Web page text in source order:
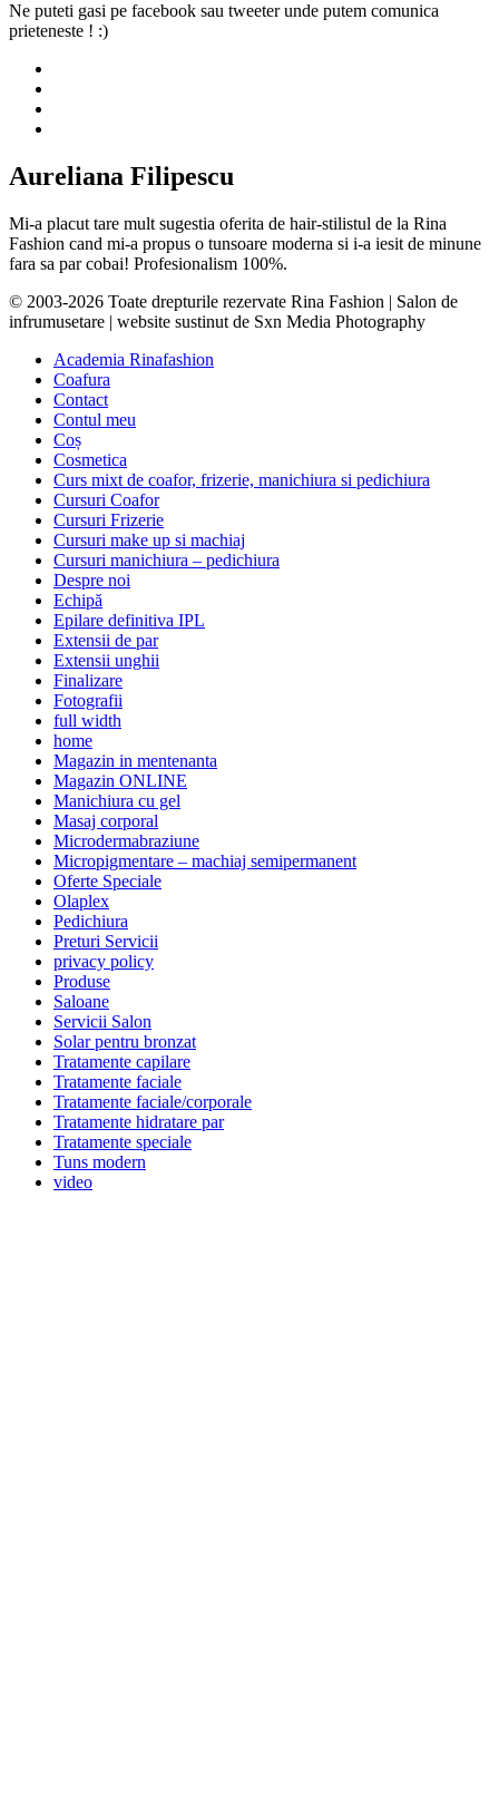
Ne puteti gasi pe facebook sau tweeter unde putem comunica
prieteneste ! :)
Aureliana Filipescu
Mi-a placut tare mult sugestia oferita de hair-stilistul de la Rina
Fashion cand mi-a propus o tunsoare moderna si i-a iesit de minune
fara sa par cobai! Profesionalism 100%.
© 2003-2026 Toate drepturile rezervate Rina Fashion | Salon de
infrumusetare | website sustinut de Sxn Media Photography
Academia Rinafashion
Coafura
Contact
Contul meu
Coș
Cosmetica
Curs mixt de coafor, frizerie, manichiura si pedichiura
Cursuri Coafor
Cursuri Frizerie
Cursuri make up si machiaj
Cursuri manichiura – pedichiura
Despre noi
Echipă
Epilare definitiva IPL
Extensii de par
Extensii unghii
Finalizare
Fotografii
full width
home
Magazin in mentenanta
Magazin ONLINE
Manichiura cu gel
Masaj corporal
Microdermabraziune
Micropigmentare – machiaj semipermanent
Oferte Speciale
Olaplex
Pedichiura
Preturi Servicii
privacy policy
Produse
Saloane
Servicii Salon
Solar pentru bronzat
Tratamente capilare
Tratamente faciale
Tratamente faciale/corporale
Tratamente hidratare par
Tratamente speciale
Tuns modern
video